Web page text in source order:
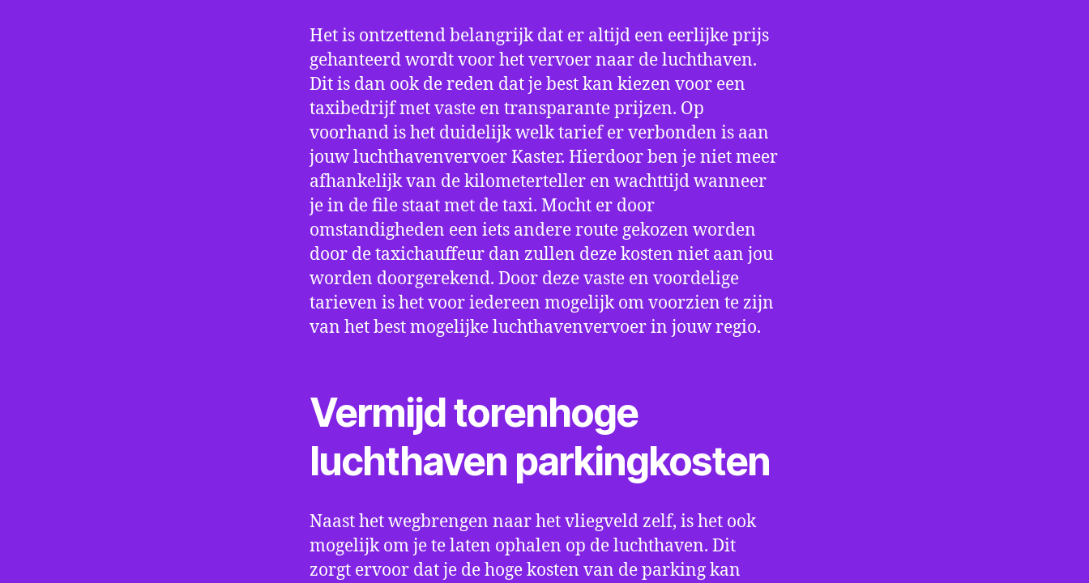
Het is ontzettend belangrijk dat er altijd een eerlijke prijs
gehanteerd wordt voor het vervoer naar de luchthaven.
Dit is dan ook de reden dat je best kan kiezen voor een
taxibedrijf met vaste en transparante prijzen. Op
voorhand is het duidelijk welk tarief er verbonden is aan
jouw luchthavenvervoer Kaster. Hierdoor ben je niet meer
afhankelijk van de kilometerteller en wachttijd wanneer
je in de file staat met de taxi. Mocht er door
omstandigheden een iets andere route gekozen worden
door de taxichauffeur dan zullen deze kosten niet aan jou
worden doorgerekend. Door deze vaste en voordelige
tarieven is het voor iedereen mogelijk om voorzien te zijn
van het best mogelijke luchthavenvervoer in jouw regio.
Vermijd torenhoge
luchthaven parkingkosten
Naast het wegbrengen naar het vliegveld zelf, is het ook
mogelijk om je te laten ophalen op de luchthaven. Dit
zorgt ervoor dat je de hoge kosten van de parking kan